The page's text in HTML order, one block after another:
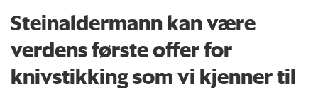
Steinaldermann kan være
verdens første offer for
knivstikking som vi kjenner til